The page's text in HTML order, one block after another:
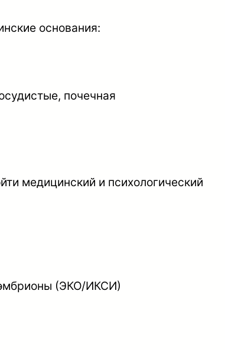
основания:
почечная
медицинский и психологический
эмбрионы (ЭКО/ИКСИ)